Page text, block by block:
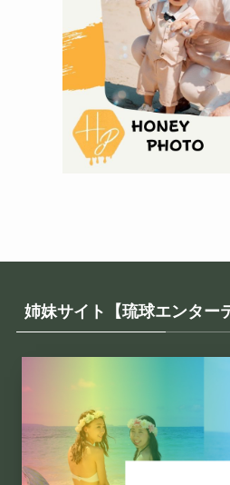
姉妹サイト【琉球エンター